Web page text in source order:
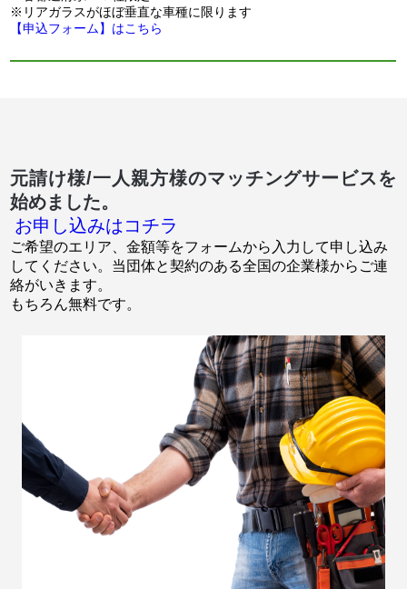
※リアガラスがほぼ垂直な車種に限ります
【申込フォーム】はこちら
元請け様/一人親方様のマッチングサービスを
始めました。
お申し込みはコチラ
ご希望のエリア、金額等をフォームから入力して申し込み
してください。当団体と契約のある全国の企業様からご連
絡がいきます。
もちろん無料です。